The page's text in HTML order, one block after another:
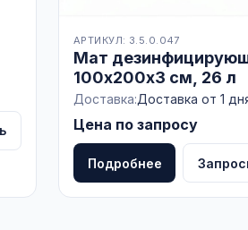
АРТИКУЛ: 3.5.0.047
Мат
100х200х3 см, 26 л
Доставка:Доставка от 1
Цена по запросу
Подробнее